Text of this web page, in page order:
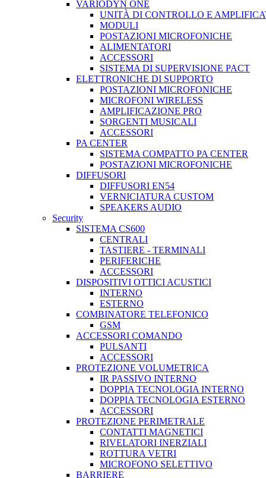
VARIODYN ONE
UNITÀ DI CONTROLLO E
MODULI
POSTAZIONI MICROFONICHE
ALIMENTATORI
ACCESSORI
SISTEMA DI SUPERVISIONE PACT
ELETTRONICHE DI SUPPORTO
POSTAZIONI MICROFONICHE
MICROFONI WIRELESS
AMPLIFICAZIONE PRO
SORGENTI MUSICALI
ACCESSORI
PA CENTER
SISTEMA COMPATTO PA CENTER
POSTAZIONI MICROFONICHE
DIFFUSORI
DIFFUSORI EN54
VERNICIATURA CUSTOM
SPEAKERS AUDIO
Security
SISTEMA CS600
CENTRALI
TASTIERE - TERMINALI
PERIFERICHE
ACCESSORI
DISPOSITIVI OTTICI ACUSTICI
INTERNO
ESTERNO
COMBINATORE TELEFONICO
GSM
ACCESSORI COMANDO
PULSANTI
ACCESSORI
PROTEZIONE VOLUMETRICA
IR PASSIVO INTERNO
DOPPIA TECNOLOGIA INTERNO
DOPPIA TECNOLOGIA ESTERNO
ACCESSORI
PROTEZIONE PERIMETRALE
CONTATTI MAGNETICI
RIVELATORI INERZIALI
ROTTURA VETRI
MICROFONO SELETTIVO
BARRIERE